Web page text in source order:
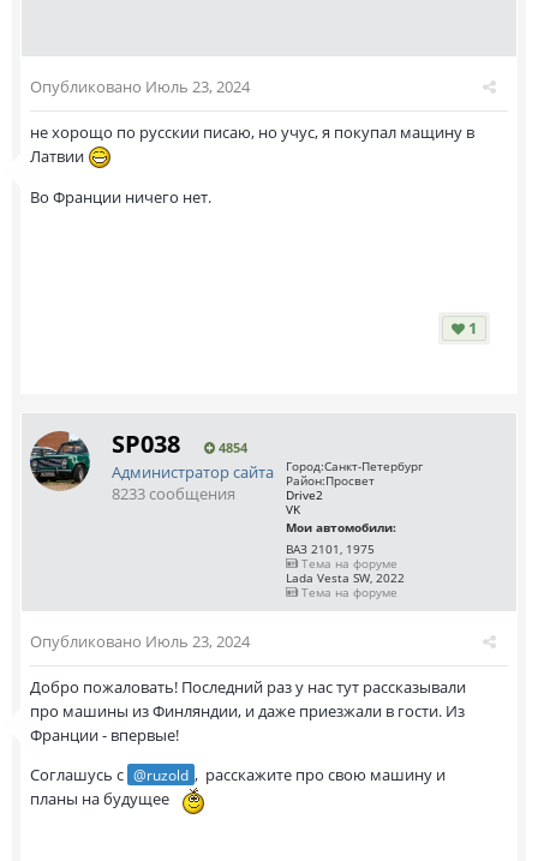
Опубликовано Июль 23, 2024
не хорощо по русскии писаю, но учус, я покупал мащину в
Латвии
Во Франции ничего нет.
1
SP038 4854
Администратор сайта
8233 сообщения
Город:Санкт-Петербург
Район:Просвет
Drive2
VK
Мои автомобили:
ВАЗ 2101, 1975
Тема на форуме
Lada Vesta SW, 2022
Тема на форуме
Опубликовано Июль 23, 2024
Добро пожаловать! Последний раз у нас тут рассказывали
про машины из Финляндии, и даже приезжали в гости. Из
Франции - впервые!
Соглашусь с @ruzold , расскажите про свою машину и
планы на будущее